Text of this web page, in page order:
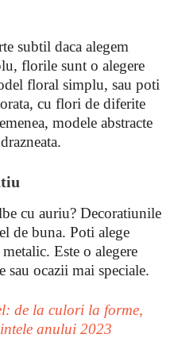
subtil daca alegem
florile sunt o alegere
floral simplu, sau poti
cu flori de diferite
modele abstracte
cu auriu? Decoratiunile
de buna. Poti alege
Este o alegere
sau ocazii mai speciale.
de la culori la forme,
anului 2023